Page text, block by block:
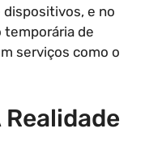
e no
temporária de
serviços como o